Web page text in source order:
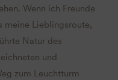
Wenn ich Freunde
meine Lieblingsroute,
Natur des
und
zum Leuchtturm